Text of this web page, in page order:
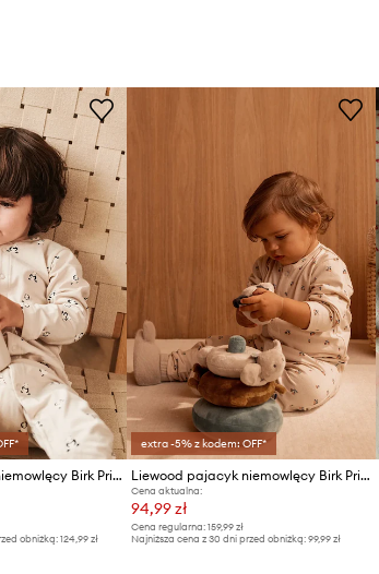
Liewood pajacyk niemowlęcy Birk Printed Pyjamas Jumpsuit
obniżką:124,99 zł
extra -5% z kodem: OFF*
Liewood pajacyk niemowlęcy Birk Printed Pyjamas Jumpsuit
Cena aktualna:
94,99 zł
Cena regularna: 159,99 zł
Najniższa cena z 30 dni przed obniżką: 99,99 zł